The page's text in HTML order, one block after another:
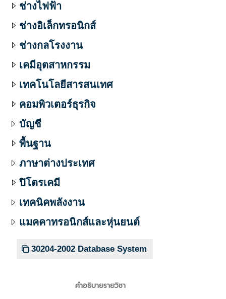
ช่างไฟฟ้า
ช่างอิเล็กทรอนิกส์
ช่างกลโรงงาน
เคมีอุตสาหกรรม
เทคโนโลยีสารสนเทศ
คอมพิวเตอร์ธุรกิจ
บัญชี
พื้นฐาน
ภาษาต่างประเทศ
ปิโตรเคมี
เทคนิคพลังงาน
แมคคาทรอนิกส์และหุ่นยนต์
30204-2002 Database System
คำอธิบายรายวิชา